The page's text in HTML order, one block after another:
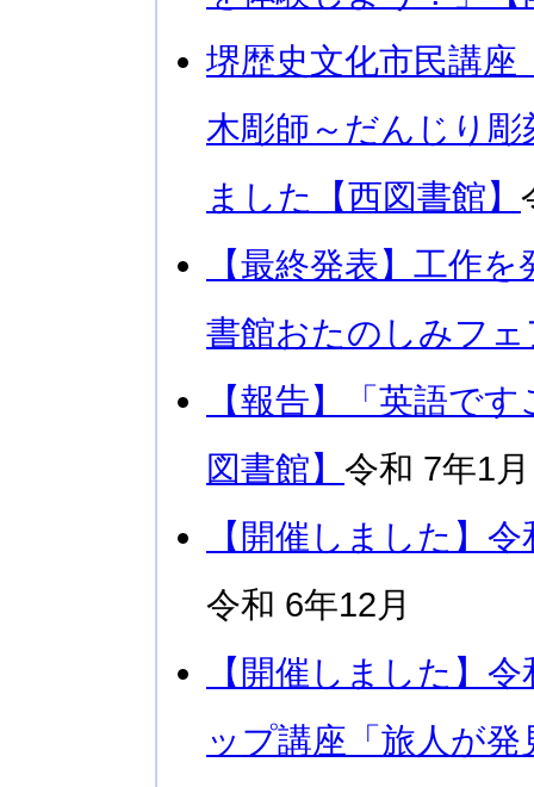
堺歴史文化市民講
木彫師～だんじり
ました【西図書館】
【最終発表】工作
書館おたのしみフ
【報告】「英語で
図書館】 令和 7年1月
【開催しました】
令和 6年12月
【開催しました】
ップ講座「旅人が